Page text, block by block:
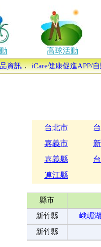
高球活動
資訊．iCare健康促進APP/
台北市
嘉義市
嘉義縣
連江縣
縣市
新竹縣
峨嵋
新竹縣